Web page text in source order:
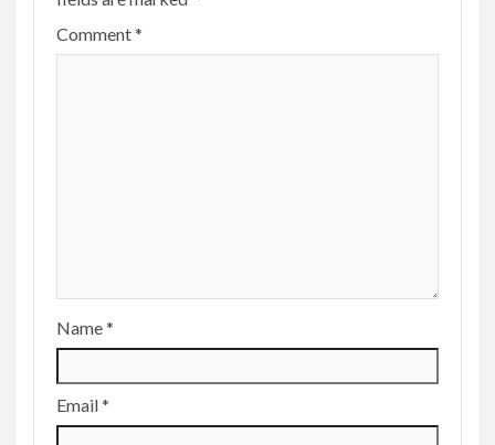
Comment*
Name*
Email*